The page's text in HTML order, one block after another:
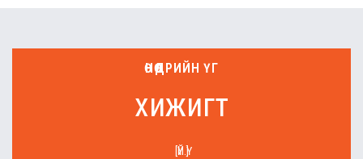
ӨНӨӨДРИЙН ҮГ
хижигт
[ҮЙ.Ү]